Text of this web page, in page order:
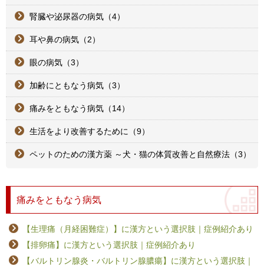
腎臓や泌尿器の病気（4）
耳や鼻の病気（2）
眼の病気（3）
加齢にともなう病気（3）
痛みをともなう病気（14）
生活をより改善するために（9）
ペットのための漢方薬 ～犬・猫の体質改善と自然療法（3）
痛みをともなう病気
【生理痛（月経困難症）】に漢方という選択肢｜症例紹介あり
【排卵痛】に漢方という選択肢｜症例紹介あり
【バルトリン腺炎・バルトリン腺膿瘍】に漢方という選択肢｜